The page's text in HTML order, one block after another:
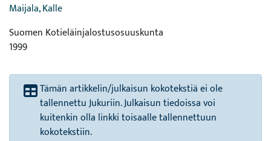
Maijala, Kalle
Suomen Kotieläinjalostusosuuskunta
1999
Tämän artikkelin/julkaisun kokotekstiä ei ole
tallennettu Jukuriin. Julkaisun tiedoissa voi
kuitenkin olla linkki toisaalle tallennettuun
kokotekstiin.